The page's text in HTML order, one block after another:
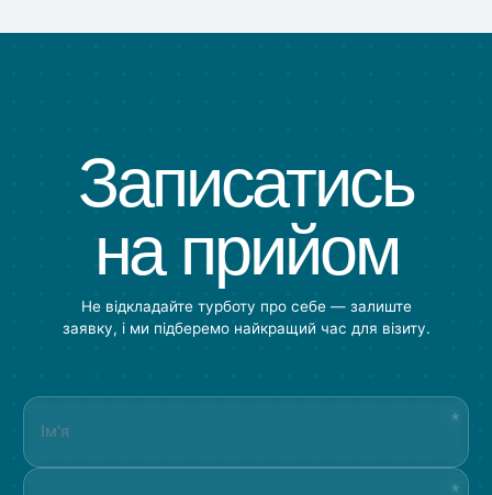
Записатись
на прийом
Не відкладайте турботу про себе — залиште
заявку, і ми підберемо найкращий час для візиту.